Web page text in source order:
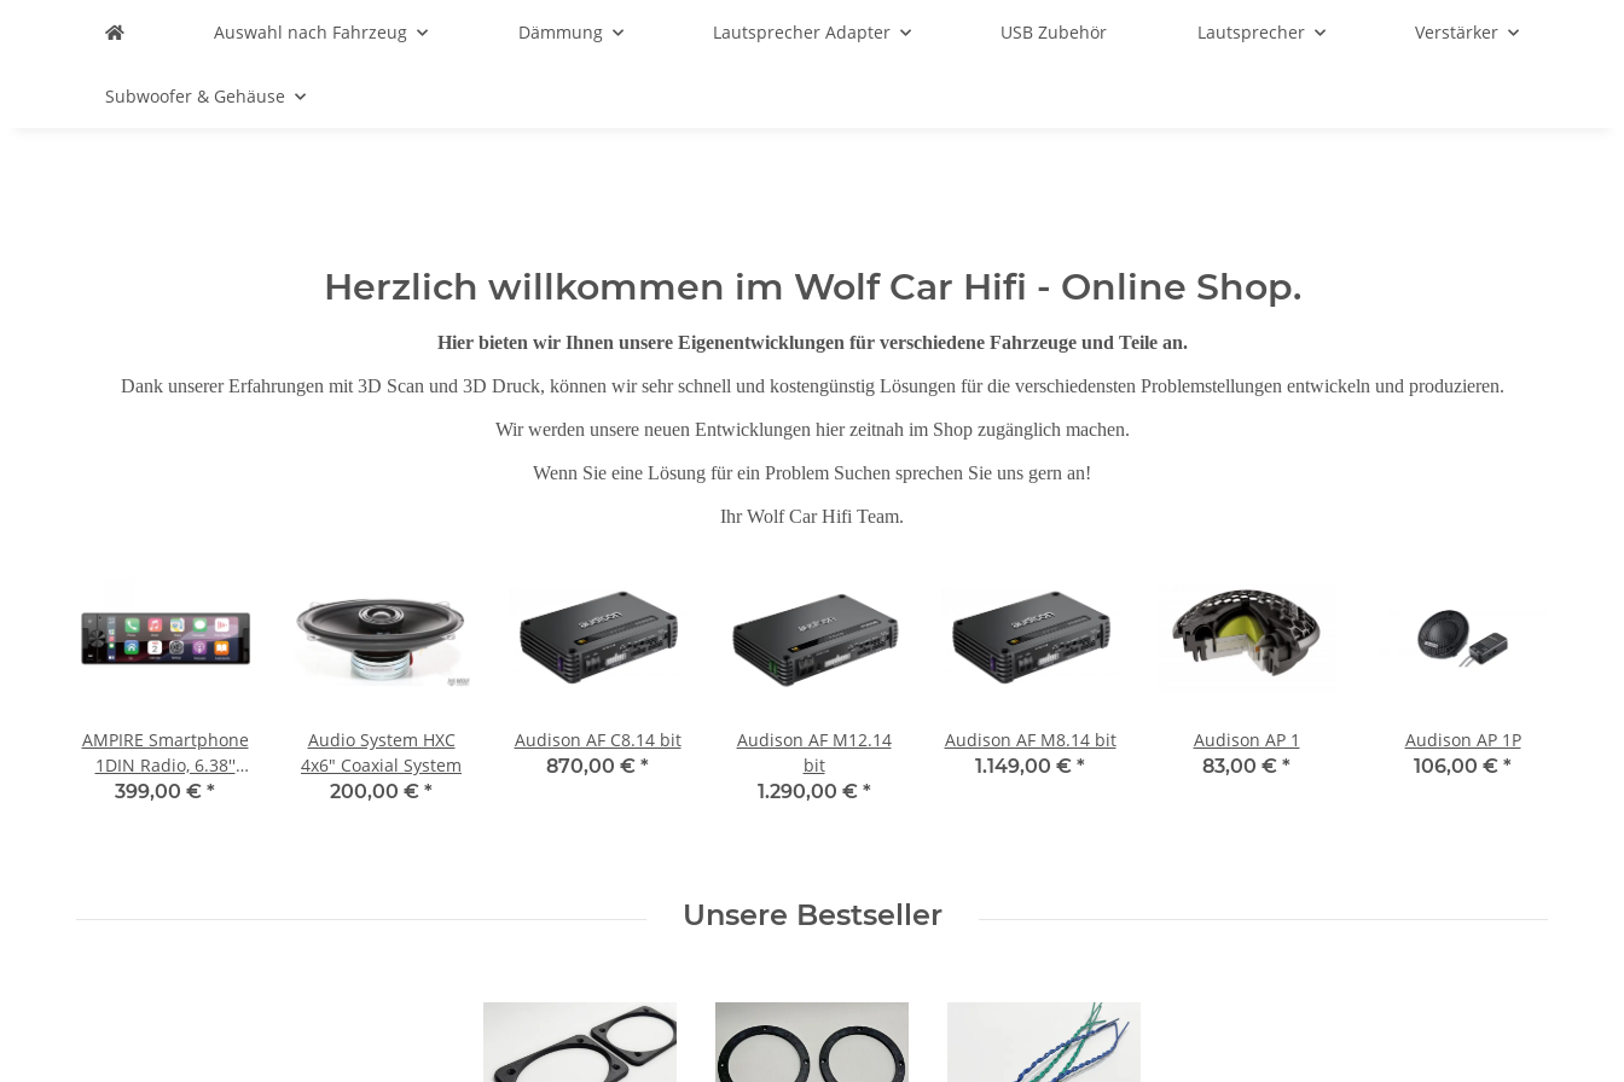
Auswahl nach Fahrzeug Dämmung Lautsprecher Adapter USB Zubehör Lautsprecher Verstärker
Subwoofer & Gehäuse
Herzlich willkommen im Wolf Car Hifi - Online Shop.
Hier bieten wir Ihnen unsere Eigenentwicklungen für verschiedene Fahrzeuge und Teile an.
Dank unserer Erfahrungen mit 3D Scan und 3D Druck, können wir sehr schnell und kostengünstig Lösungen für die verschiedensten Problemstellungen entwickeln und produzieren.
Wir werden unsere neuen Entwicklungen hier zeitnah im Shop zugänglich machen.
Wenn Sie eine Lösung für ein Problem Suchen sprechen Sie uns gern an!
Ihr Wolf Car Hifi Team.
AMPIRE Smartphone
1DIN Radio, 6.38''
Display, DAB+, AHD
399,00 € *
Audio System HXC
4x6" Coaxial System
200,00 € *
Audison AF C8.14 bit
870,00 € *
Audison AF M12.14
bit
1.290,00 € *
Audison AF M8.14 bit
1.149,00 € *
Audison AP 1
83,00 € *
Audison AP 1P
106,00 € *
Unsere Bestseller